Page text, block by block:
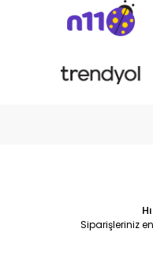
Siparişleriniz